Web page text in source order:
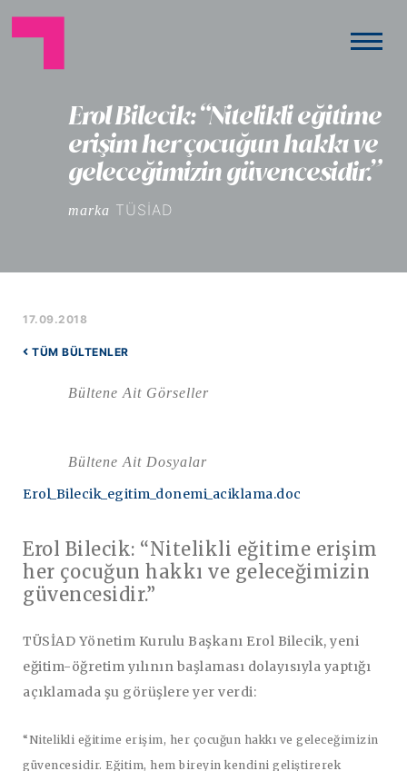
Erol Bilecik: “Nitelikli eğitime
erişim her çocuğun hakkı ve
geleceğimizin güvencesidir.”
marka TÜSİAD
17.09.2018
TÜM BÜLTENLER
Bültene Ait Görseller
Bültene Ait Dosyalar
Erol_Bilecik_egitim_donemi_aciklama.doc
Erol Bilecik: “Nitelikli eğitime erişim
her çocuğun hakkı ve geleceğimizin
güvencesidir.”
TÜSİAD Yönetim Kurulu Başkanı Erol Bilecik, yeni
eğitim-öğretim yılının başlaması dolayısıyla yaptığı
açıklamada şu görüşlere yer verdi:
“Nitelikli eğitime erişim, her çocuğun hakkı ve geleceğimizin
güvencesidir. Eğitim, hem bireyin kendini geliştirerek